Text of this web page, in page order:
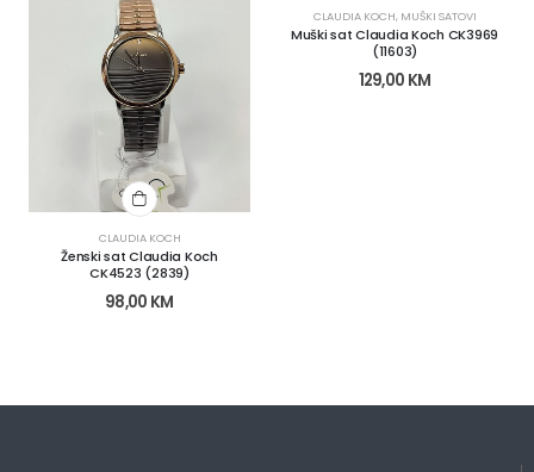
CLAUDIA KOCH
Ženski sat Claudia Koch
CK4523 (2839)
98,00 KM
CLAUDIA KOCH, MUŠKI SATOVI
Muški sat Claudia Koch CK3969
(11603)
129,00 KM